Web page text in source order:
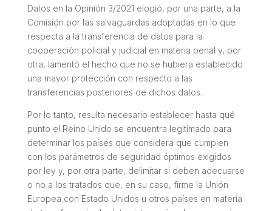
Datos en la Opinión 3/2021 elogió, por una parte, a la
Comisión por las salvaguardas adoptadas en lo que
respecta a la transferencia de datos para la
cooperación policial y judicial en materia penal y, por
otra, lamentó el hecho que no se hubiera establecido
una mayor protección con respecto a las
transferencias posteriores de dichos datos.
Por lo tanto, resulta necesario establecer hasta qué
punto el Reino Unido se encuentra legitimado para
determinar los países que considera que cumplen
con los parámetros de seguridad óptimos exigidos
por ley y, por otra parte, delimitar si deben adecuarse
o no a los tratados que, en su caso, firme la Unión
Europea con Estado Unidos u otros países en materia